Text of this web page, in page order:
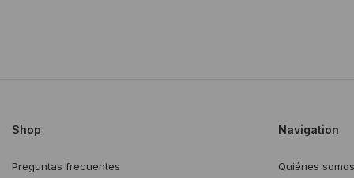
Shop
Preguntas frecuentes
Navigation
Quiénes somos